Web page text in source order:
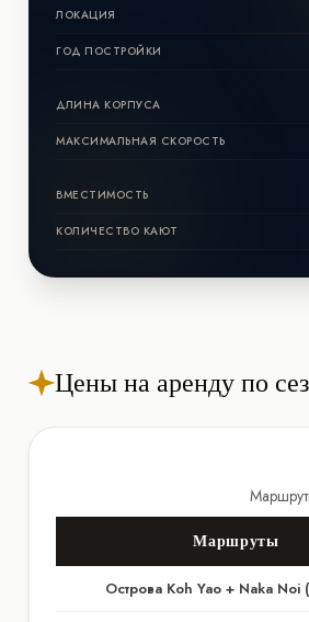
ЛОКАЦИЯ
ГОД ПОСТРОЙКИ
ДЛИНА КОРПУСА
МАКСИМАЛЬНАЯ СКОРОСТЬ
ВМЕСТИМОСТЬ
КОЛИЧЕСТВО КАЮТ
Цены на аренду по
Маршруты
Острова Koh Yao + Naka Noi